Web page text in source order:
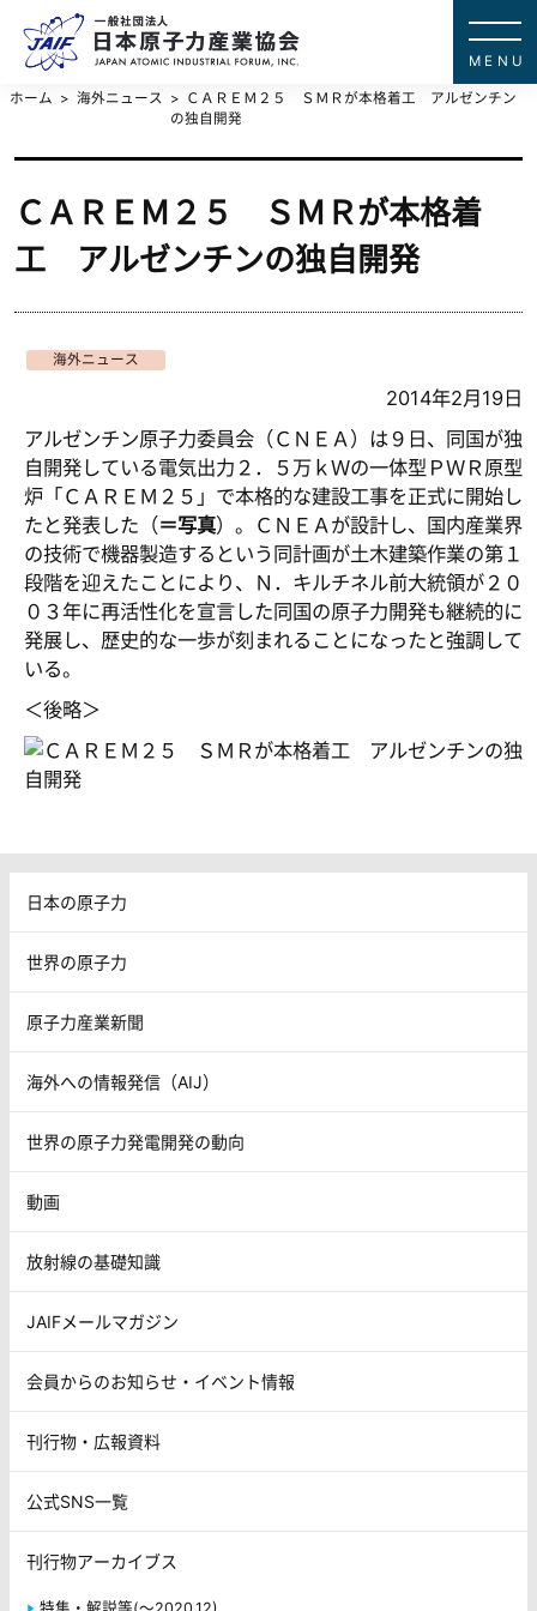
ホーム 海外ニュース
ＣＡＲＥＭ２５ ＳＭＲが本格着工 アルゼンチン
の独自開発
ＣＡＲＥＭ２５ ＳＭＲが本格着
工 アルゼンチンの独自開発
海外ニュース
2014年2月19日
アルゼンチン原子力委員会（ＣＮＥＡ）は９日、同国が独
自開発している電気出力２．５万ｋＷの一体型ＰＷＲ原型
炉「ＣＡＲＥＭ２５」で本格的な建設工事を正式に開始し
たと発表した（＝写真）。ＣＮＥＡが設計し、国内産業界
の技術で機器製造するという同計画が土木建築作業の第１
段階を迎えたことにより、Ｎ．キルチネル前大統領が２０
０３年に再活性化を宣言した同国の原子力開発も継続的に
発展し、歴史的な一歩が刻まれることになったと強調して
いる。
＜後略＞
日本の原子力
世界の原子力
原子力産業新聞
海外への情報発信（AIJ）
世界の原子力発電開発の動向
動画
放射線の基礎知識
JAIFメールマガジン
会員からのお知らせ・イベント情報
刊行物・広報資料
公式SNS一覧
刊行物アーカイブス